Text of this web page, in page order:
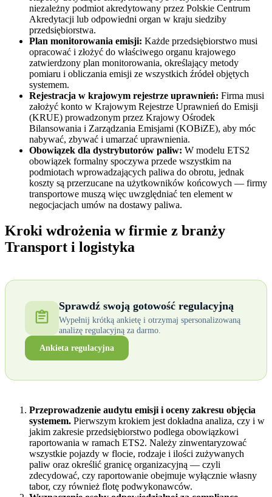
niezależny podmiot akredytowany przez Polskie Centrum
Akredytacji lub odpowiedni organ w kraju siedziby
przedsiębiorstwa.
Plan monitorowania emisji: Każde przedsiębiorstwo musi
opracować i złożyć do właściwego organu krajowego
zatwierdzony plan monitorowania, określający metody
pomiaru i obliczania emisji ze wszystkich źródeł objętych
systemem.
Rejestracja w krajowym rejestrze uprawnień: Firma musi
założyć konto w Krajowym Rejestrze Uprawnień do Emisji
(KRUE) prowadzonym przez Krajowy Ośrodek
Bilansowania i Zarządzania Emisjami (KOBiZE), aby móc
nabywać, zbywać i umarzać uprawnienia.
Obowiązek dla dystrybutorów paliw: W modelu ETS2
obowiązek formalny spoczywa przede wszystkim na
podmiotach wprowadzających paliwa do obrotu, jednak
koszty są przerzucane na użytkowników końcowych — firmy
transportowe muszą więc uwzględniać ten element w
negocjacjach umów na dostawy paliwa.
Kroki wdrożenia w firmie z branży
Transport i logistyka
Sprawdź swoją gotowość regulacyjną
Wypełnij krótką ankietę i otrzymaj spersonalizowaną
analizę regulacyjną za darmo.
Ankieta regulacyjna
Przeprowadzenie audytu emisji i oceny zakresu objęcia
systemem. Pierwszym krokiem jest dokładna analiza, czy i w
jakim zakresie przedsiębiorstwo podlega obowiązkowi
raportowania w ramach ETS2. Należy zinwentaryzować
wszystkie pojazdy w flocie, rodzaje i ilości zużywanych
paliw oraz określić granicę organizacyjną — czyli
zdecydować, czy raportowanie obejmuje wyłącznie własny
tabor, czy również flotę podwykonawców.